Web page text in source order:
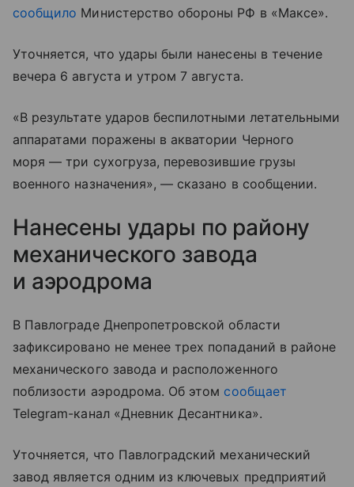
сообщило Министерство обороны РФ в «Максе».
Уточняется, что удары были нанесены в течение
вечера 6 августа и утром 7 августа.
«В результате ударов беспилотными летательными
аппаратами поражены в акватории Черного
моря — три сухогруза, перевозившие грузы
военного назначения», — сказано в сообщении.
Нанесены удары по району
механического завода
и аэродрома
В Павлограде Днепропетровской области
зафиксировано не менее трех попаданий в районе
механического завода и расположенного
поблизости аэродрома. Об этом сообщает
Telegram-канал «Дневник Десантника».
Уточняется, что Павлоградский механический
завод является одним из ключевых предприятий